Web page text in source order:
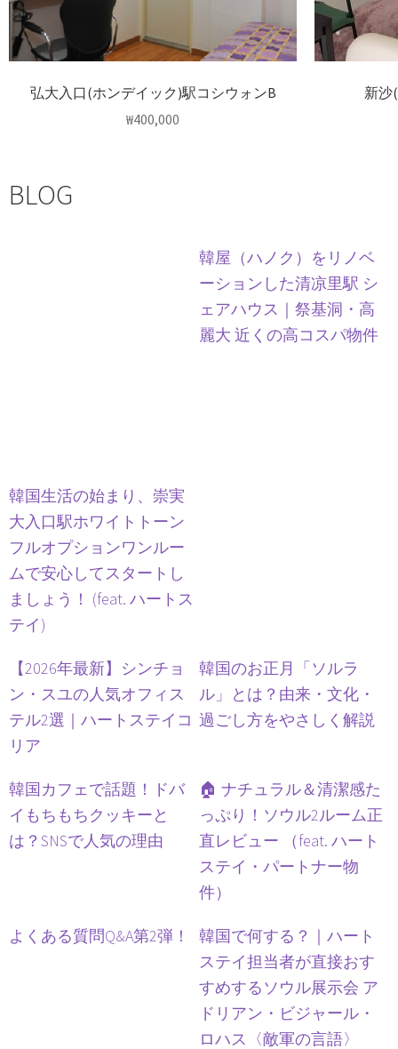
弘大入口(ホンデイック)駅コシウォンB
₩400,000
新沙
BLOG
韓国生活の始まり、崇実
大入口駅ホワイトトーン
フルオプションワンルー
ムで安心してスタートし
ましょう！ (feat. ハートス
テイ)
韓屋（ハノク）をリノベ
ーションした清凉里駅 シ
ェアハウス｜祭基洞・高
麗大 近くの高コスパ物件
【2026年最新】シンチョ
ン・スユの人気オフィス
テル2選｜ハートステイコ
リア
韓国のお正月「ソルラ
ル」とは？由来・文化・
過ごし方をやさしく解説
韓国カフェで話題！ドバ
イもちもちクッキーと
は？SNSで人気の理由
🏠 ナチュラル＆清潔感た
っぷり！ソウル2ルーム正
直レビュー （feat. ハート
ステイ・パートナー物
件）
よくある質問Q&A第2弾！
韓国で何する？｜ハート
ステイ担当者が直接おす
すめするソウル展示会 ア
ドリアン・ビジャール・
ロハス〈敵軍の言語〉